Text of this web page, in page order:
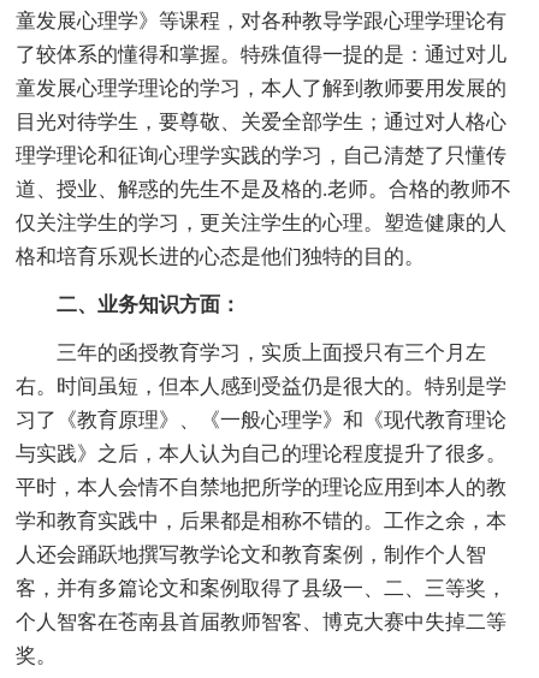
童发展心理学》等课程，对各种教导学跟心理学理论有
了较体系的懂得和掌握。特殊值得一提的是：通过对儿
童发展心理学理论的学习，本人 了解到教师要用发展的
目光对待学生，要尊敬、关爱全部学生；通过对人格心
理学理论和征询心理学实践的学习，自己清楚了只懂传
道、授业、解惑的先生不是及格的.老师。合格的教师不
仅关注学生的学习，更关注学生的心理。塑造健康的人
格和培育乐观长进的心态是他们独特的目的。
二、业务知识方面：
三年的函授教育学习，实质上面授只有三个月左
右。时间虽短，但本人 感到受益仍是很大的。特别是学
习了《教育原理》、《一般心理学》和《现代教育理论
与实践》之后，本人认为自己的理论程度提升了很多。
平时，本人会情不自禁地把所学的理论应用到本人 的教
学和教育实践中，后果都是相称不错的。工作之余，本
人还会踊跃地撰写教学论文和教育案例，制作个人智
客，并有多篇论文和案例取得了县级一、二、三等奖，
个人智客在苍南县首届教师智客、博克大赛中失掉二等
奖。